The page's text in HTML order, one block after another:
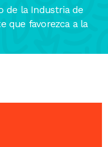
de la Industria de
que favorezca a la